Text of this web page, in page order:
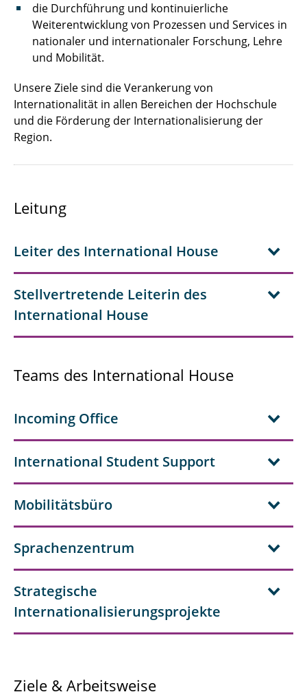
die Durchführung und kontinuierliche
Weiterentwicklung von Prozessen und Services in
nationaler und internationaler Forschung, Lehre
und Mobilität.
Unsere Ziele sind die Verankerung von
Internationalität in allen Bereichen der Hochschule
und die Förderung der Internationalisierung der
Region.
Leitung
Leiter des International House
Stellvertretende Leiterin des
International House
Teams des International House
Incoming Office
International Student Support
Mobilitätsbüro
Sprachenzentrum
Strategische
Internationalisierungsprojekte
Ziele & Arbeitsweise